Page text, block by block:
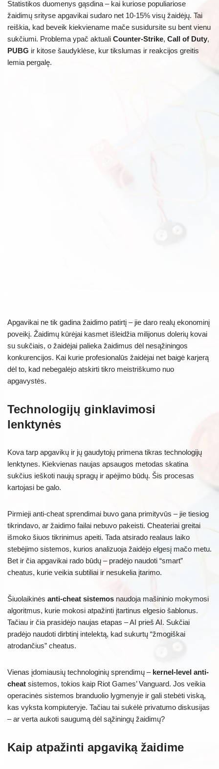
Statistikos duomenys gąsdina – kai kuriose populiariose
žaidimų srityse apgavikai sudaro net 10-15% visų žaidėjų. Tai
reiškia, kad beveik kiekviename mače susidursite su bent vienu
sukčiumi. Problema ypač aktuali Counter-Strike, Call of Duty,
PUBG ir kitose šaudyklėse, kur tikslumas ir reakcijos greitis
lemia pergalę.
Apgavikai ne tik gadina žaidimo patirtį – jie daro realų ekonominį
poveikį. Žaidimų kūrėjai kasmet išleidžia milijonus dolerių kovai
su sukčiais, o žaidėjai palieka žaidimus dėl nesąžiningos
konkurencijos. Kai kurie profesionalūs žaidėjai net baigė karjerą
dėl to, kad nebegalėjo atskirti tikro meistriškumo nuo
apgavystės.
Technologijų ginklavimosi
lenktynės
Kova tarp apgavikų ir jų gaudytojų primena tikras technologijų
lenktynes. Kiekvienas naujas apsaugos metodas skatina
sukčius ieškoti naujų spragų ir apėjimo būdų. Šis procesas
kartojasi be galo.
Pirmieji anti-cheat sprendimai buvo gana primityvūs – jie tiesiog
tikrindavo, ar žaidimo failai nebuvo pakeisti. Cheateriai greitai
išmoko šiuos tikrinimus apeiti. Tada atsirado realaus laiko
stebėjimo sistemos, kurios analizuoja žaidėjo elgesį mačo metu.
Bet ir čia apgavikai rado būdų – pradėjo naudoti “smart”
cheatus, kurie veikia subtiliai ir nesukelia įtarimo.
Šiuolaikinės anti-cheat sistemos naudoja mašininio mokymosi
algoritmus, kurie mokosi atpažinti įtartinus elgesio šablonus.
Tačiau ir čia prasidėjo naujas etapas – AI prieš AI. Sukčiai
pradėjo naudoti dirbtinį intelektą, kad sukurtų “žmogiškai
atrodančius” cheatus.
Vienas įdomiausių technologinių sprendimų – kernel-level anti-
cheat sistemos, tokios kaip Riot Games’ Vanguard. Jos veikia
operacinės sistemos branduolio lygmenyje ir gali stebėti viską,
kas vyksta kompiuteryje. Tačiau tai sukėlė privatumo diskusijas
– ar verta aukoti saugumą dėl sąžiningų žaidimų?
Kaip atpažinti apgaviką žaidime